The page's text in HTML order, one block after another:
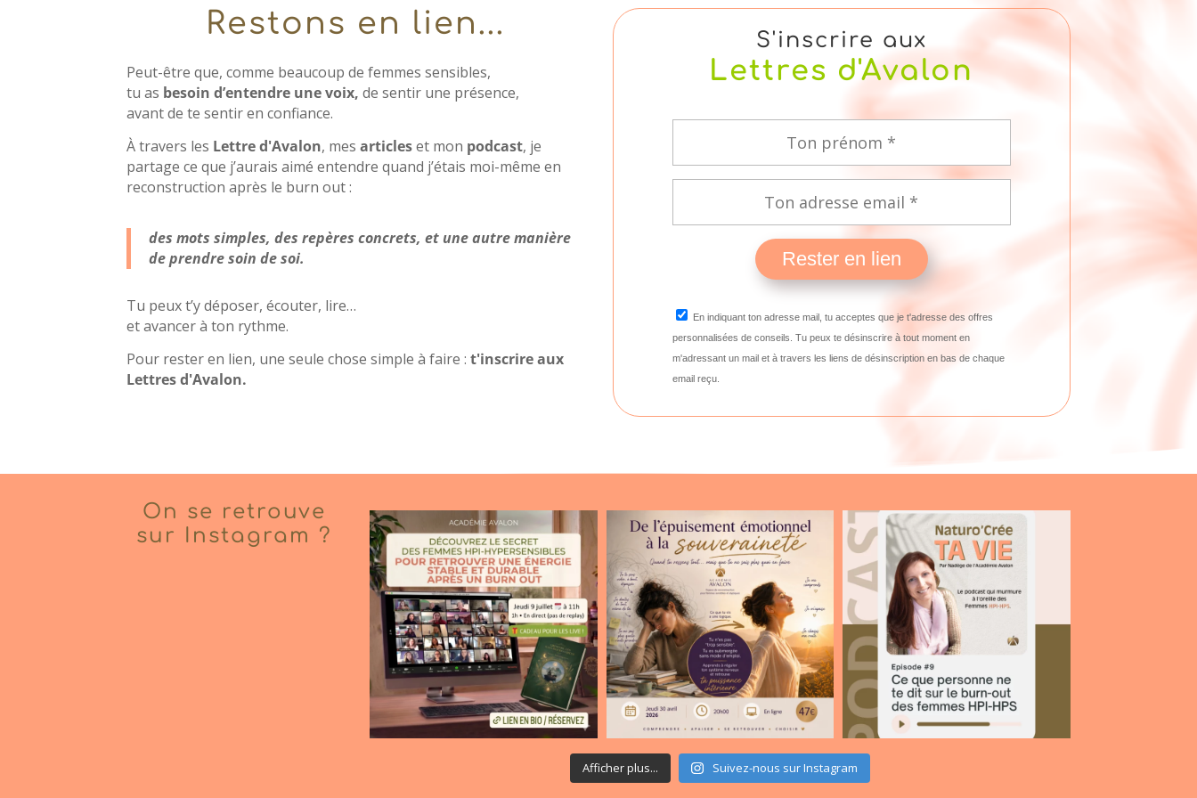
Restons en lien...
Peut-être que, comme beaucoup de femmes sensibles,
tu as besoin d’entendre une voix, de sentir une présence,
avant de te sentir en confiance.
À travers les Lettre d'Avalon, mes articleset mon podcast, je
partage ce que j’aurais aimé entendre quand j’étais moi-même en
reconstruction après le burn out :
des mots simples, des repères concrets, et une autre manière
de prendre soin de soi.
Tu peux t’y déposer, écouter, lire…
et avancer à ton rythme.
Pour rester en lien, une seule chose simple à faire : t'inscrire aux
Lettres d'Avalon.
S'inscrire aux
Lettres d'Avalon
Rester en lien
En indiquant ton adresse mail, tu acceptes que je t'adresse des offres
personnalisées de conseils. Tu peux te désinscrire à tout moment en
m'adressant un mail et à travers les liens de désinscription en bas de chaque
email reçu.
On se retrouve
sur Instagram ?
Afficher plus... Suivez-nous sur Instagram